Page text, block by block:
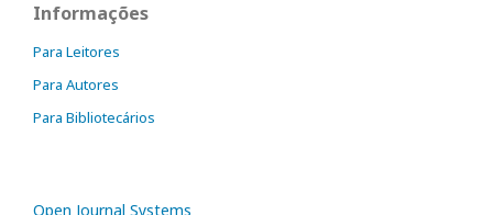
Informações
Para Leitores
Para Autores
Para Bibliotecários
Open Journal Systems